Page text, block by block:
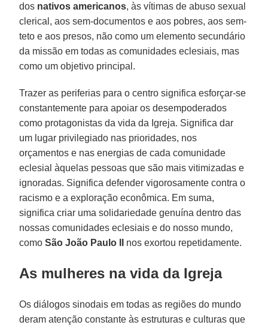
dos nativos americanos, às vítimas de abuso sexual
clerical, aos sem-documentos e aos pobres, aos sem-
teto e aos presos, não como um elemento secundário
da missão em todas as comunidades eclesiais, mas
como um objetivo principal.
Trazer as periferias para o centro significa esforçar-se
constantemente para apoiar os desempoderados
como protagonistas da vida da Igreja. Significa dar
um lugar privilegiado nas prioridades, nos
orçamentos e nas energias de cada comunidade
eclesial àquelas pessoas que são mais vitimizadas e
ignoradas. Significa defender vigorosamente contra o
racismo e a exploração econômica. Em suma,
significa criar uma solidariedade genuína dentro das
nossas comunidades eclesiais e do nosso mundo,
comoSão João Paulo II nos exortou repetidamente.
As mulheres na vida da Igreja
Os diálogos sinodais em todas as regiões do mundo
deram atenção constante às estruturas e culturas que